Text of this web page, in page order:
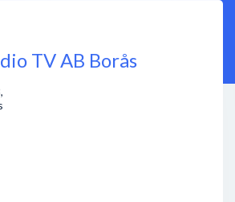
TV AB Borås
,